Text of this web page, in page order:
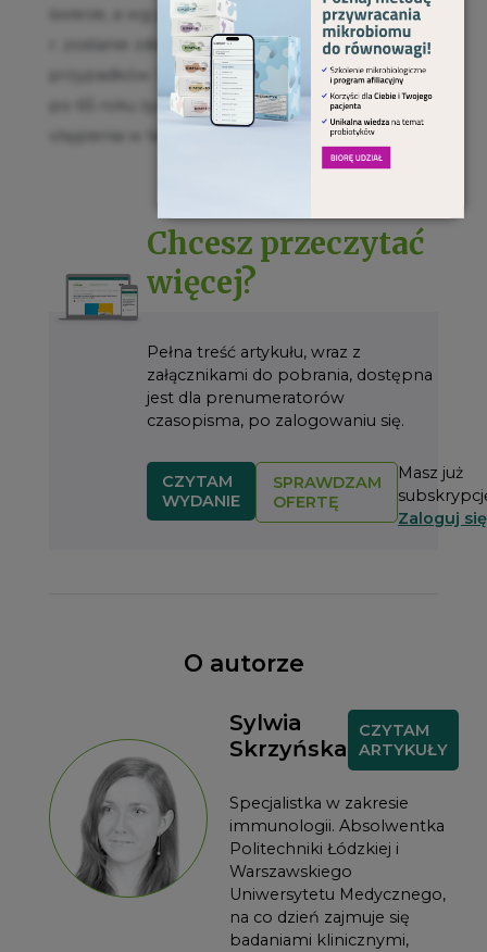
świecie, a wg prognoz demograficznych do 2050
r. zostanie zdiagnozowanych ponad 115 miliona
przypadków. Choroba ta dotyka głównie osoby
po 65 roku życia i jest najczęstszą przyczyną
Chcesz przeczytać
więcej?
Pełna treść artykułu, wraz z
załącznikami do pobrania, dostępna
jest dla prenumeratorów
czasopisma, po zalogowaniu się.
CZYTAM
WYDANIE
SPRAWDZAM
OFERTĘ
Masz już
Zaloguj
O autorze
Sylwia
Skrzyńska
CZYTAM
ARTYKUŁY
Specjalistka w zakresie
immunologii. Absolwentka
Politechniki Łódzkiej i
Warszawskiego
Uniwersytetu Medycznego,
na co dzień zajmuje się
badaniami klinicznymi,